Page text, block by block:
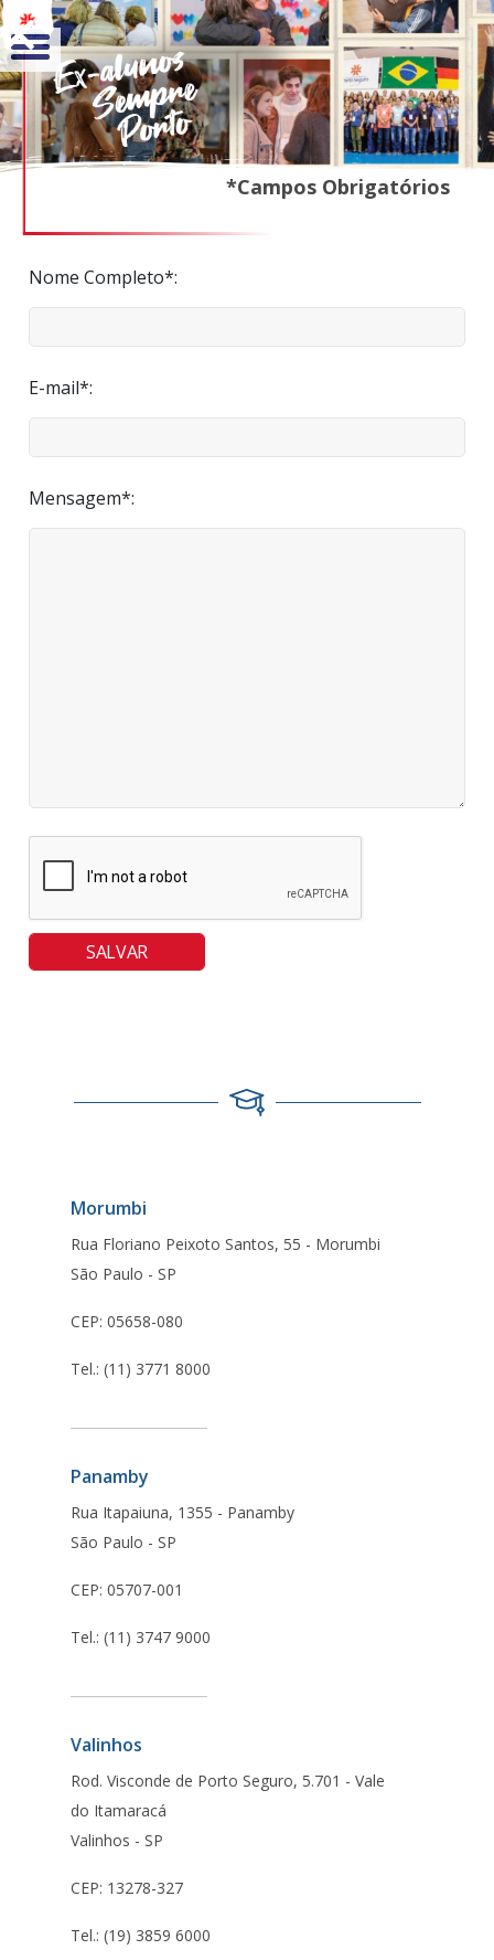
*Campos Obrigatórios
Nome Completo*:
E-mail*:
Mensagem*:
SALVAR
Morumbi
Rua Floriano Peixoto Santos, 55 - Morumbi
São Paulo - SP
CEP: 05658-080
Tel.: (11) 3771 8000
Panamby
Rua Itapaiuna, 1355 - Panamby
São Paulo - SP
CEP: 05707-001
Tel.: (11) 3747 9000
Valinhos
Rod. Visconde de Porto Seguro, 5.701 - Vale
do Itamaracá
Valinhos - SP
CEP: 13278-327
Tel.: (19) 3859 6000